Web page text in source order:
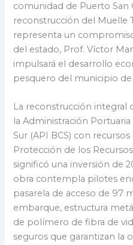
comunidad de Puerto San
reconstrucción del Muelle
representa un
del estado, Prof. Víctor
impulsará el desarrollo
pesquero del municipio
La reconstrucción integral
la Administración
Sur (API BCS) con
Protección de los
significó una inversión de
obra contempla pilotes
pasarela de acceso de 97
embarque, estructura
de polímero de fibra de
seguros que garantizan la